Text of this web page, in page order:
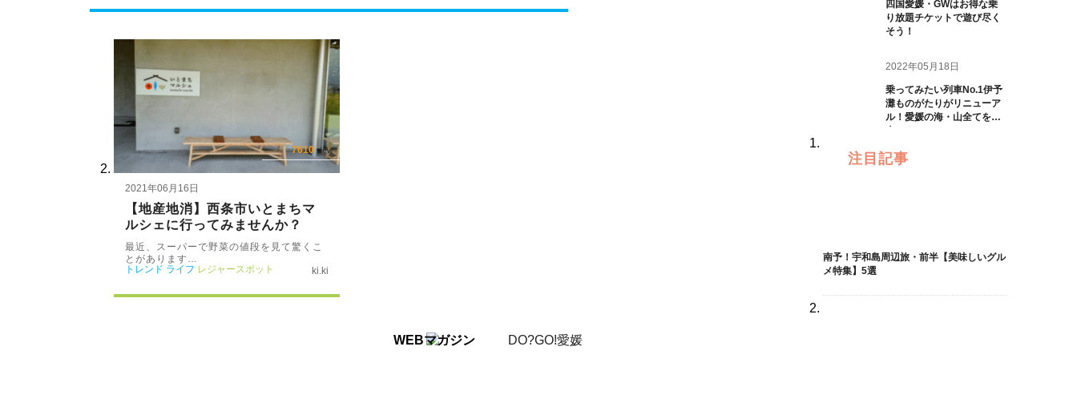
7610 view
2021年06月16日
【地産地消】西条市いとまちマ
ルシェに行ってみませんか？
最近、スーパーで野菜の値段を見て驚くこ
とがあります…
トレンド ライフ レジャースポット ki.ki
四国愛媛・GWはお得な乗
り放題チケットで遊び尽く
そう！
2022年05月18日
乗ってみたい列車No.1伊予
灘ものがたりがリニューア
ル！愛媛の海・山全てを一
注目記事
南予！宇和島周辺旅・前半【美味しいグル
メ特集】5選
WEBマガジン